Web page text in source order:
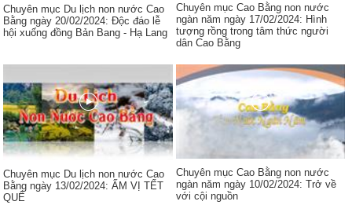
Chuyên mục Du lịch non nước Cao
Bằng ngày 20/02/2024: Độc đáo lễ
hội xuống đồng Bản Bang - Hạ Lang
Chuyên mục Cao Bằng non nước
ngàn năm ngày 17/02/2024: Hình
tượng rồng trong tâm thức người
dân Cao Bằng
Chuyên mục Du lịch non nước Cao
Bằng ngày 13/02/2024: ẤM VỊ TẾT
QUÊ
Chuyên mục Cao Bằng non nước
ngàn năm ngày 10/02/2024: Trở về
với cội nguồn